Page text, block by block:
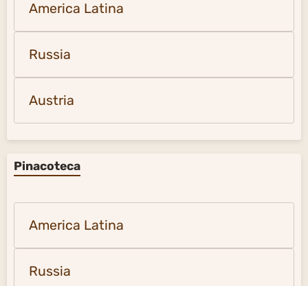
America Latina
Russia
Austria
Pinacoteca
America Latina
Russia